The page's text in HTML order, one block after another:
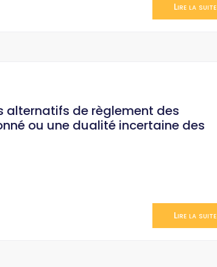
Lire la suite
alternatifs de règlement des
ou une dualité incertaine des
Lire la suite